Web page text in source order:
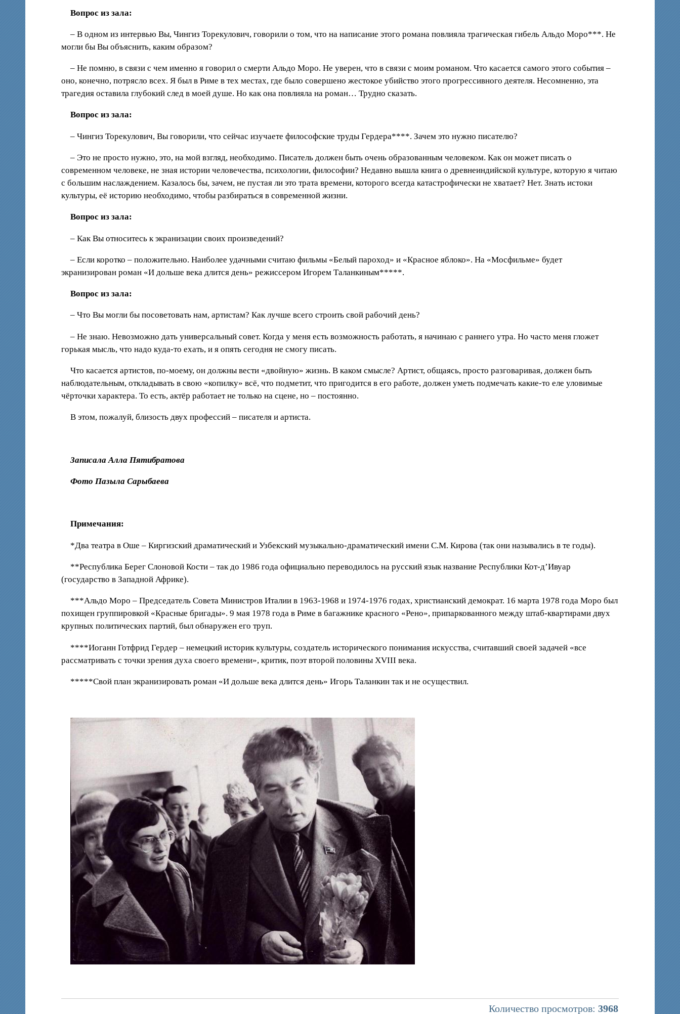
Вопрос из зала:
– В одном из интервью Вы, Чингиз Торекулович, говорили о том, что на написание этого романа повлияла трагическая гибель Альдо Моро***. Не
могли бы Вы объяснить, каким образом?
– Не помню, в связи с чем именно я говорил о смерти Альдо Моро. Не уверен, что в связи с моим романом. Что касается самого этого события –
оно, конечно, потрясло всех. Я был в Риме в тех местах, где было совершено жестокое убийство этого прогрессивного деятеля. Несомненно, эта
трагедия оставила глубокий след в моей душе. Но как она повлияла на роман… Трудно сказать.
Вопрос из зала:
– Чингиз Торекулович, Вы говорили, что сейчас изучаете философские труды Гердера****. Зачем это нужно писателю?
– Это не просто нужно, это, на мой взгляд, необходимо. Писатель должен быть очень образованным человеком. Как он может писать о
современном человеке, не зная истории человечества, психологии, философии? Недавно вышла книга о древнеиндийской культуре, которую я читаю
с большим наслаждением. Казалось бы, зачем, не пустая ли это трата времени, которого всегда катастрофически не хватает? Нет. Знать истоки
культуры, её историю необходимо, чтобы разбираться в современной жизни.
Вопрос из зала:
– Как Вы относитесь к экранизации своих произведений?
– Если коротко – положительно. Наиболее удачными считаю фильмы «Белый пароход» и «Красное яблоко». На «Мосфильме» будет
экранизирован роман «И дольше века длится день» режиссером Игорем Таланкиным*****.
Вопрос из зала:
– Что Вы могли бы посоветовать нам, артистам? Как лучше всего строить свой рабочий день?
– Не знаю. Невозможно дать универсальный совет. Когда у меня есть возможность работать, я начинаю с раннего утра. Но часто меня гложет
горькая мысль, что надо куда-то ехать, и я опять сегодня не смогу писать.
Что касается артистов, по-моему, он должны вести «двойную» жизнь. В каком смысле? Артист, общаясь, просто разговаривая, должен быть
наблюдательным, откладывать в свою «копилку» всё, что подметит, что пригодится в его работе, должен уметь подмечать какие-то еле уловимые
чёрточки характера. То есть, актёр работает не только на сцене, но – постоянно.
В этом, пожалуй, близость двух профессий – писателя и артиста.
Записала Алла Пятибратова
Фото Пазыла Сарыбаева
Примечания:
*Два театра в Оше – Киргизский драматический и Узбекский музыкально-драматический имени С.М. Кирова (так они назывались в те годы).
**Республика Берег Слоновой Кости – так до 1986 года официально переводилось на русский язык название Республики Кот-д’Ивуар
(государство в Западной Африке).
***Альдо Моро – Председатель Совета Министров Италии в 1963-1968 и 1974-1976 годах, христианский демократ. 16 марта 1978 года Моро был
похищен группировкой «Красные бригады». 9 мая 1978 года в Риме в багажнике красного «Рено», припаркованного между штаб-квартирами двух
крупных политических партий, был обнаружен его труп.
****Иоганн Готфрид Гердер – немецкий историк культуры, создатель исторического понимания искусства, считавший своей задачей «все
рассматривать с точки зрения духа своего времени», критик, поэт второй половины XVIII века.
*****Свой план экранизировать роман «И дольше века длится день» Игорь Таланкин так и не осуществил.
Количество просмотров:3968